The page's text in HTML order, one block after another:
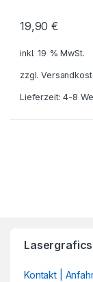
19,90€
inkl. 19 % MwSt.
zzgl.
Lieferzeit: 4-8
Lasergrafics
Kontakt |